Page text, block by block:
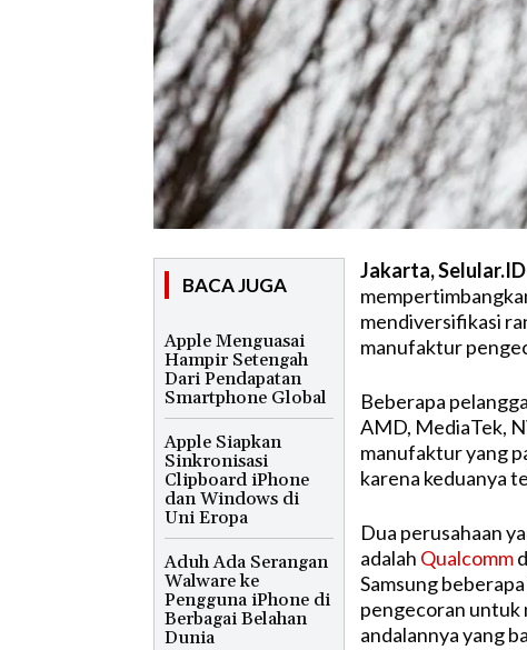
BACA JUGA
Apple Menguasai
Hampir Setengah
Dari Pendapatan
Smartphone Global
Apple Siapkan
Sinkronisasi
Clipboard iPhone
dan Windows di
Uni Eropa
Aduh Ada Serangan
Walware ke
Pengguna iPhone di
Berbagai Belahan
Dunia
Jakarta, Selular.ID
mendiversifikasi
manufaktur
Beberapa
AMD, MediaTek,
manufaktur yang
karena keduanya
Dua perusahaan
adalah Qualcomm
Samsung
pengecoran untuk
andalannya yang